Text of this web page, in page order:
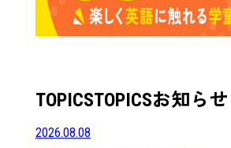
TOPICSTOPICSお知らせ
2026.08.08